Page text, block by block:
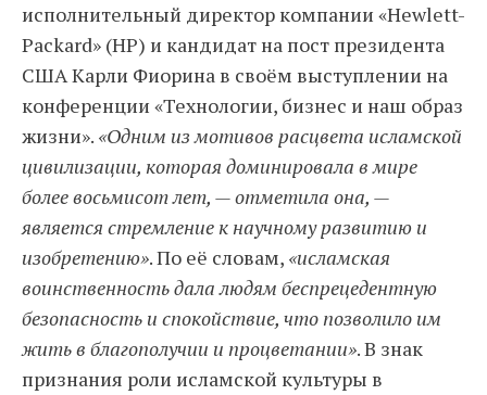
исполнительный директор компании «Hewlett-
Packard» (HP) и кандидат на пост президента
США Карли Фиорина в своём выступлении на
конференции «Технологии, бизнес и наш образ
жизни». «Одним из мотивов расцвета исламской
цивилизации, которая доминировала в мире
более восьмисот лет, — отметила она, —
является стремление к научному развитию и
изобретению». По её словам, «исламская
воинственность дала людям беспрецедентную
безопасность и спокойствие, что позволило им
жить в благополучии и процветании». В знак
признания роли исламской культуры в